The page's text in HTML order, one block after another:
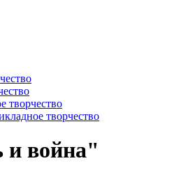
творчество
творчество
и война"